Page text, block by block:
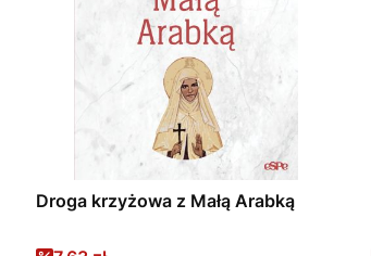
Droga krzyżowa z Małą Arabką